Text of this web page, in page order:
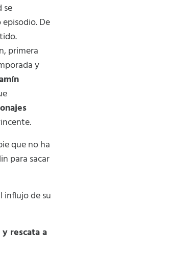
se
De
primera
y
que no ha
para sacar
influjo de su
rescata a